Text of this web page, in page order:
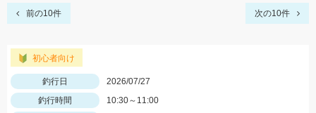
前の10件 次の10件
初心者向け
釣行日
2026/07/27
釣行時間
10:30～11:00